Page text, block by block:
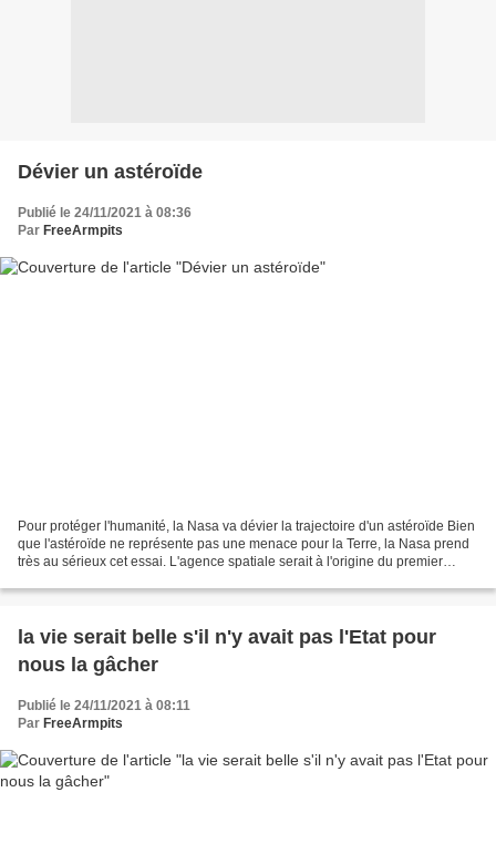
Dévier un astéroïde
Publié le 24/11/2021 à 08:36
Par FreeArmpits
Pour protéger l'humanité, la Nasa va dévier la trajectoire d'un astéroïde Bien
que l'astéroïde ne représente pas une menace pour la Terre, la Nasa prend
très au sérieux cet essai. L'agence spatiale serait à l'origine du premier
la vie serait belle s'il n'y avait pas l'Etat pour
nous la gâcher
Publié le 24/11/2021 à 08:11
Par FreeArmpits